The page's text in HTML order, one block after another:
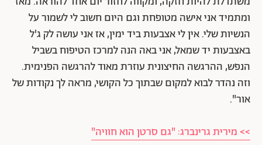
ומתמיד אני אישה מטופחת וגם היום חשוב לי לשמור על
הנשיות שלי. אין לי אצבעות ביד ימין, אז אני עושה לק ג'ל
באצבעות יד שמאל, אני באה הנה למרכז הטיפוח בשביל
הנפש, ההרגשה החיצונית עוזרת מאוד להרגשה הפנימית.
וזה נהדר לבוא למקום שבתוך כל הקושי, מראה לך נקודות של
אור".
>> מירית גרינברג: "גם סרטן הוא חוויה"